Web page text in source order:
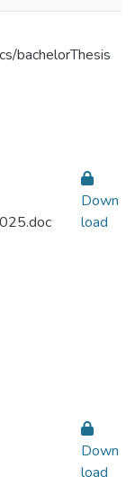
bachelorThesis
Down
load
Down
load